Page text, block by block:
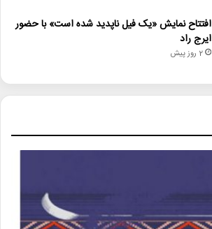
افتتاح نمایش «یک فیل ناپدید شده است» با حضور
ایرج راد
2 روز پیش